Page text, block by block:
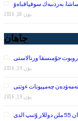
بەردىبەك سوقپاقباەۆ
يۋن 18, 2016
جاھان
روبوت جۇمىسقا ورنالاستى
يۋن 19, 2016
چەمپيونات ءوتتى
يۋن 19, 2016
الدى